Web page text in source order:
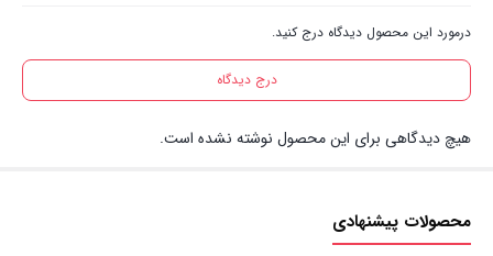
درمورد این محصول دیدگاه درج کنید.
درج دیدگاه
هیچ دیدگاهی برای این محصول نوشته نشده است.
محصولات پیشنهادی